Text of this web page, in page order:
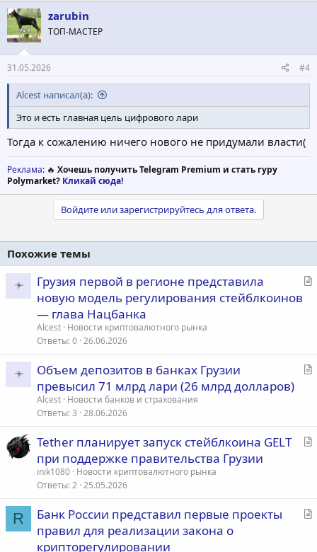
zarubin
ТОП-МАСТЕР
31.05.2026 #4
Alcest написал(а):
Это и есть главная цель цифрового лари
Тогда к сожалению ничего нового не придумали власти(
Реклама: 🔥 Хочешь получить Telegram Premium и стать гуру
Polymarket? Кликай сюда!
Войдите или зарегистрируйтесь для ответа.
Похожие темы
С
Грузия первой в регионе представила
новую модель регулирования стейблкоинов
— глава Нацбанка
Alcest Новости криптовалютного рынка
Ответы 0 26.06.2026
С
я
Объем депозитов в банках Грузии
превысил 71 млрд лари (26 млрд долларов)
Alcest Новости банков и страхования
Ответы 3 28.06.2026
С
я
Tether планирует запуск стейблкоина GELT
при поддержке правительства Грузии
inik1080 Новости криптовалютного рынка
Ответы 2 25.05.2026
R
С
Банк России представил первые проекты
правил для реализации закона о
крипторегулировании